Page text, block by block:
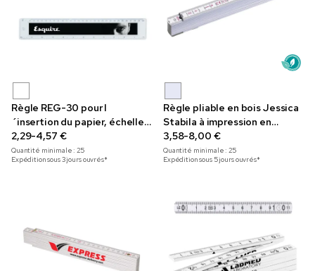
Règle REG-30 pour l
´insertion du papier, échelle
imprimée, 30cm
2,29-4,57 €
Quantité minimale :25
Expédition sous 3 jours ouvrés*
Règle pliable en bois Jessica
Stabila à impression en
couleur
3,58-8,00 €
Quantité minimale :25
Expédition sous 5 jours ouvrés*